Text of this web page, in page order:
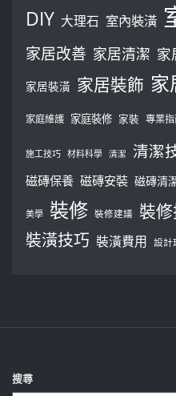
DIY 大理石 室內裝潢
家居改善 家居清潔 家
家居裝潢 家居裝飾 家
家庭維護 家庭裝修 家裝 專業
施工技巧 材料科學 清潔 清潔
磁磚保養 磁磚安裝 磁磚清
美學 裝修 裝修建議 裝
裝潢技巧 裝潢費用 設計
搜尋